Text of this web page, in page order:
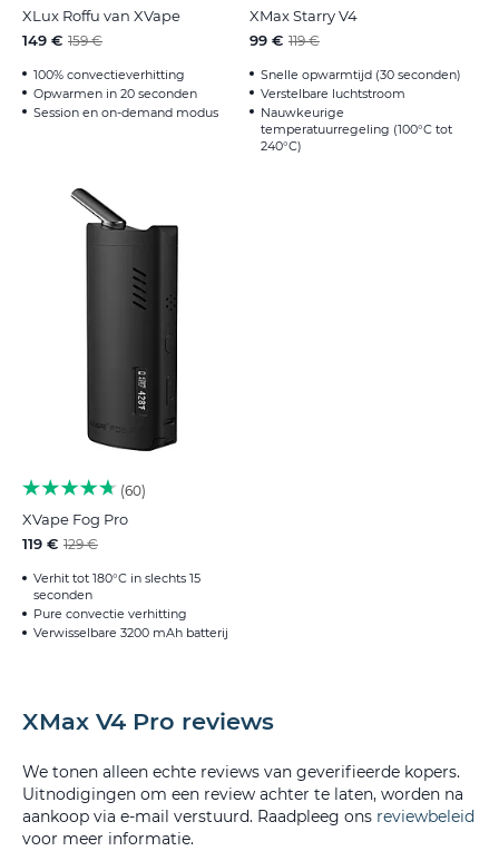
XLux Roffu van XVape
149 € 159 €
100% convectieverhitting
Opwarmen in 20 seconden
Session en on-demand modus
XMax Starry V4
99 € 119 €
Snelle opwarmtijd (30 seconden)
Verstelbare luchtstroom
Nauwkeurige
temperatuurregeling (100°C tot
240°C)
60
XVape Fog Pro
119 € 129 €
Verhit tot 180°C in slechts 15
seconden
Pure convectie verhitting
Verwisselbare 3200 mAh batterij
XMax V4 Pro reviews
We tonen alleen echte reviews van geverifieerde kopers.
Uitnodigingen om een review achter te laten, worden na
aankoop via e-mail verstuurd. Raadpleeg ons reviewbeleid
voor meer informatie.